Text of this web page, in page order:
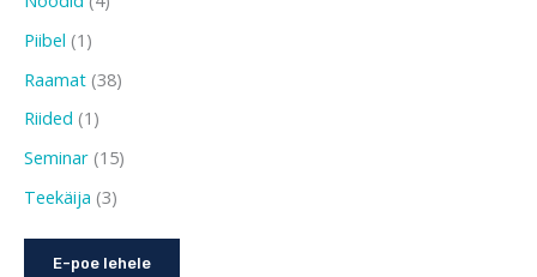
Piibel 1
Raamat 38
Riided 1
Seminar 15
Teekäija 3
E-poe lehele